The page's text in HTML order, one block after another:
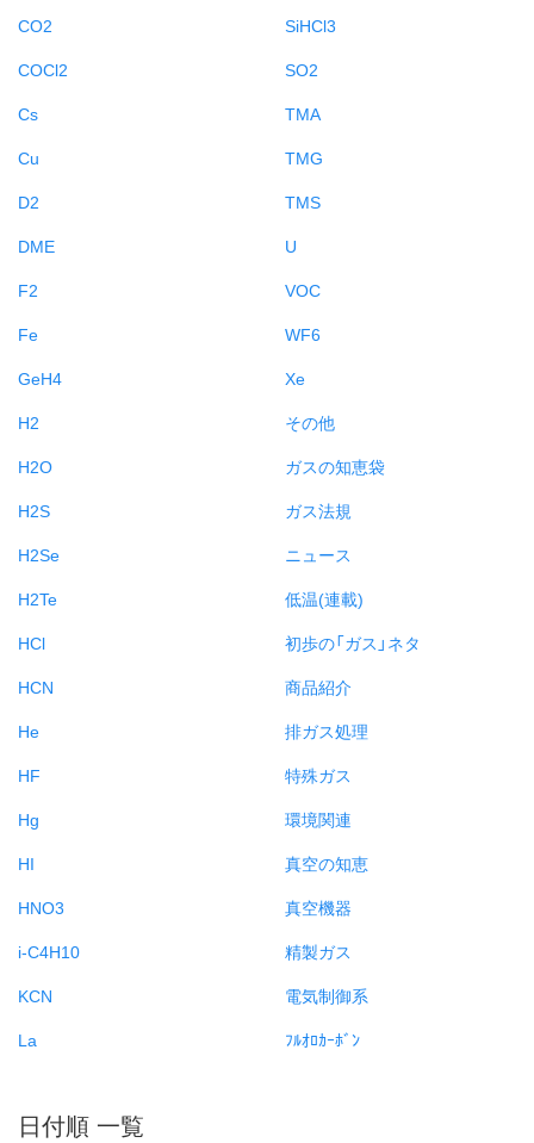
CO2
COCl2
Cs
Cu
D2
DME
F2
Fe
GeH4
H2
H2O
H2S
H2Se
H2Te
HCl
HCN
He
HF
Hg
HI
HNO3
i-C4H10
KCN
La
SiHCl3
SO2
TMA
TMG
TMS
U
VOC
WF6
Xe
その他
ガスの知恵袋
ガス法規
ニュース
低温(連載)
初歩の「ガス」ネタ
商品紹介
排ガス処理
特殊ガス
環境関連
真空の知恵
真空機器
精製ガス
電気制御系
ﾌﾙｵﾛｶｰﾎﾞﾝ
日付順 一覧